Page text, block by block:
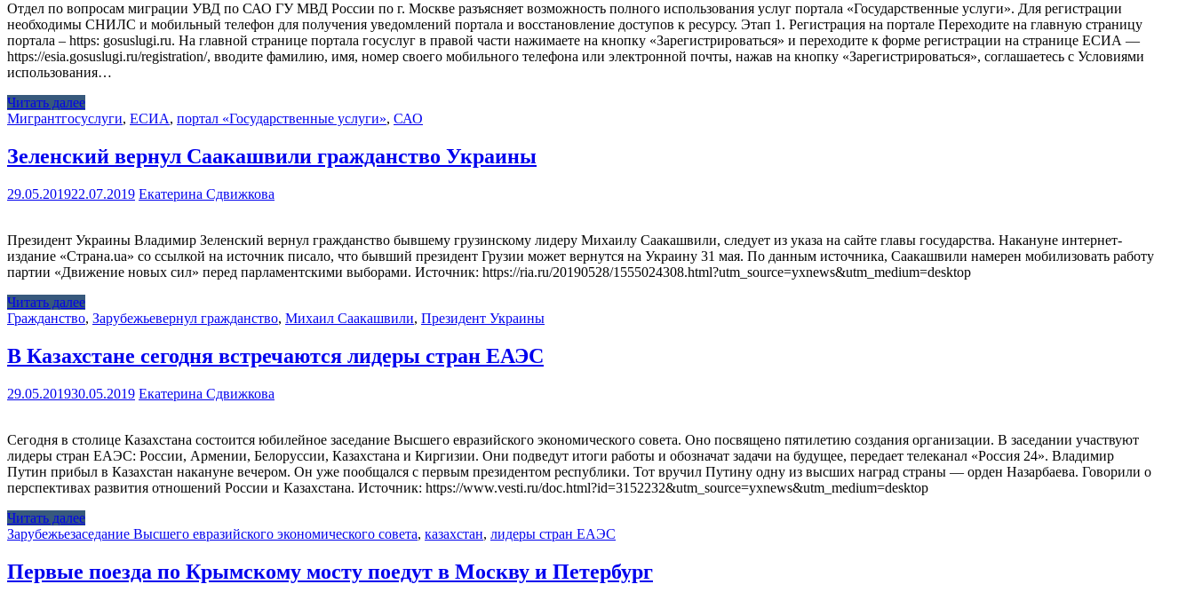
Отдел по вопросам миграции УВД по САО ГУ МВД России по г. Москве разъясняет возможность полного использования услуг портала «Государственные услуги». Для регистрации
необходимы СНИЛС и мобильный телефон для получения уведомлений портала и восстановление доступов к ресурсу. Этап 1. Регистрация на портале Переходите на главную страницу
портала – https: gosuslugi.ru. На главной странице портала госуслуг в правой части нажимаете на кнопку «Зарегистрироваться» и переходите к форме регистрации на странице ЕСИА —
httрs://esia.gosuslugi.ru/registration/, вводите фамилию, имя, номер своего мобильного телефона или электронной почты, нажав на кнопку «Зарегистрироваться», соглашаетесь с Условиями
использования…
Читать далее
Мигрантгосуслуги, ЕСИА, портал «Государственные услуги», САО
Зеленский вернул Саакашвили гражданство Украины
29.05.201922.07.2019 Екатерина Сдвижкова
Президент Украины Владимир Зеленский вернул гражданство бывшему грузинскому лидеру Михаилу Саакашвили, следует из указа на сайте главы государства. Накануне интернет-
издание «Страна.ua» со ссылкой на источник писало, что бывший президент Грузии может вернутся на Украину 31 мая. По данным источника, Саакашвили намерен мобилизовать работу
партии «Движение новых сил» перед парламентскими выборами. Источник: https://ria.ru/20190528/1555024308.html?utm_source=yxnews&utm_medium=desktop
Читать далее
Гражданство, Зарубежьевернул гражданство, Михаил Саакашвили, Президент Украины
В Казахстане сегодня встречаются лидеры стран ЕАЭС
29.05.201930.05.2019 Екатерина Сдвижкова
Сегодня в столице Казахстана состоится юбилейное заседание Высшего евразийского экономического совета. Оно посвящено пятилетию создания организации. В заседании участвуют
лидеры стран ЕАЭС: России, Армении, Белоруссии, Казахстана и Киргизии. Они подведут итоги работы и обозначат задачи на будущее, передает телеканал «Россия 24». Владимир
Путин прибыл в Казахстан накануне вечером. Он уже пообщался с первым президентом республики. Тот вручил Путину одну из высших наград страны — орден Назарбаева. Говорили о
перспективах развития отношений России и Казахстана. Источник: https://www.vesti.ru/doc.html?id=3152232&utm_source=yxnews&utm_medium=desktop
Читать далее
Зарубежьезаседание Высшего евразийского экономического совета, казахстан, лидеры стран ЕАЭС
Первые поезда по Крымскому мосту поедут в Москву и Петербург